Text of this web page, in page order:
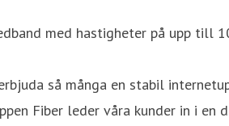
med hastigheter på upp till
så många en stabil
Fiber leder våra kunder in i